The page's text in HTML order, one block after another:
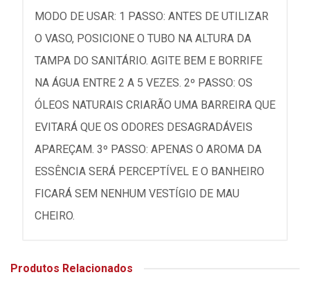
MODO DE USAR: 1 PASSO: ANTES DE UTILIZAR
O VASO, POSICIONE O TUBO NA ALTURA DA
TAMPA DO SANITÁRIO. AGITE BEM E BORRIFE
NA ÁGUA ENTRE 2 A 5 VEZES. 2º PASSO: OS
ÓLEOS NATURAIS CRIARÃO UMA BARREIRA QUE
EVITARÁ QUE OS ODORES DESAGRADÁVEIS
APAREÇAM. 3º PASSO: APENAS O AROMA DA
ESSÊNCIA SERÁ PERCEPTÍVEL E O BANHEIRO
FICARÁ SEM NENHUM VESTÍGIO DE MAU
CHEIRO.
Produtos Relacionados